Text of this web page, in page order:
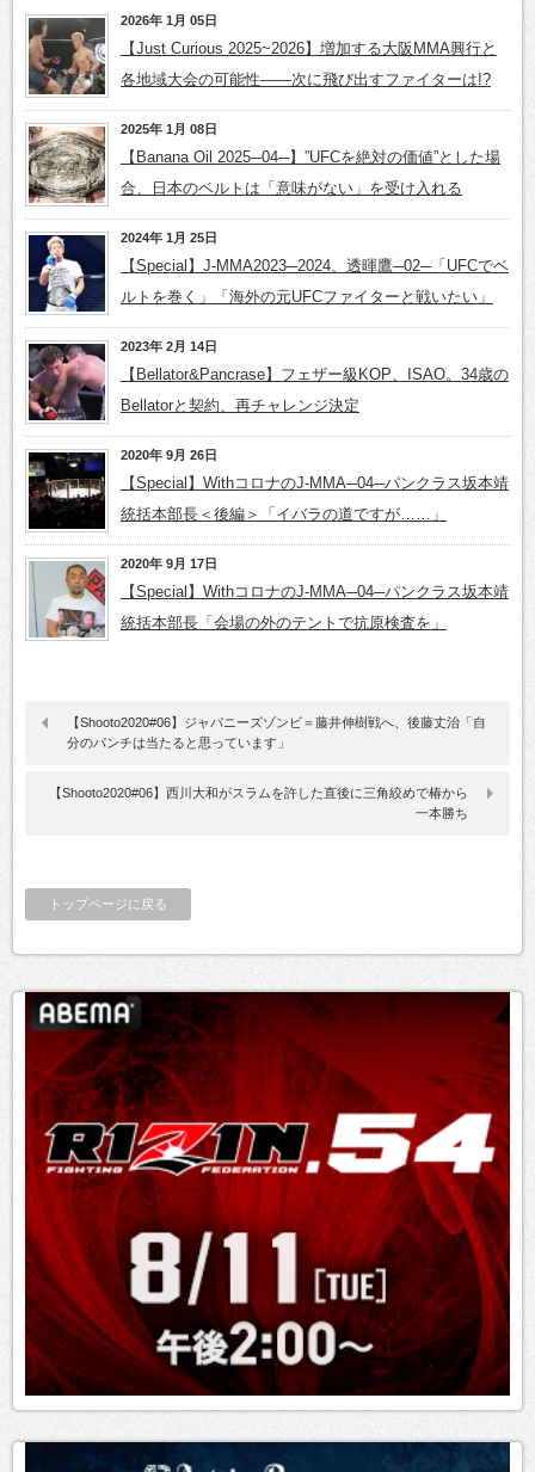
2026年 1月 05日
【Just Curious 2025~2026】増加する大阪MMA興行と
各地域大会の可能性——次に飛び出すファイターは!?
2025年 1月 08日
【Banana Oil 2025─04─】”UFCを絶対の価値”とした場
合、日本のベルトは「意味がない」を受け入れる
2024年 1月 25日
【Special】J-MMA2023─2024、透暉鷹─02─「UFCでベ
ルトを巻く」「海外の元UFCファイターと戦いたい」
2023年 2月 14日
【Bellator&Pancrase】フェザー級KOP、ISAO。34歳の
Bellatorと契約、再チャレンジ決定
2020年 9月 26日
【Special】WithコロナのJ-MMA─04─パンクラス坂本靖
統括本部長＜後編＞「イバラの道ですが……」
2020年 9月 17日
【Special】WithコロナのJ-MMA─04─パンクラス坂本靖
統括本部長「会場の外のテントで抗原検査を」
【Shooto2020#06】ジャパニーズゾンビ＝藤井伸樹戦へ、後藤丈治「自
分のパンチは当たると思っています」
【Shooto2020#06】西川大和がスラムを許した直後に三角絞めで椿から
一本勝ち
トップページに戻る